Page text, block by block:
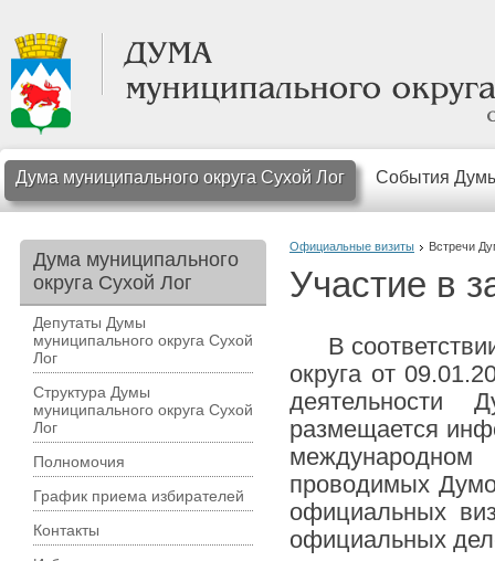
Дума муниципального округа Сухой Лог События
Официальные визиты Встречи
Участие в
В
округа от
деятельности
размещается
проводимых
официальных
официальных
Дума муниципального
округа Сухой Лог
Депутаты Думы
муниципального округа Сухой
Лог
Структура Думы
муниципального округа Сухой
Лог
Полномочия
График приема избирателей
Контакты